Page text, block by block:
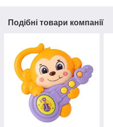
Подібні товари компанії